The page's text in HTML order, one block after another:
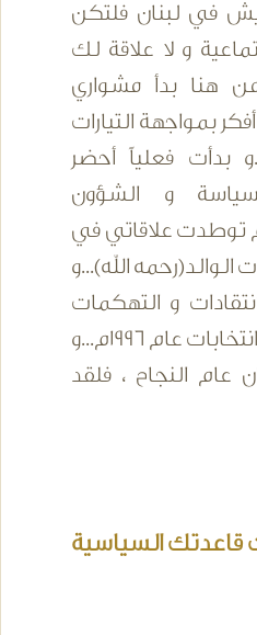
في لبنان فلتكن
و لا علاقة لك
هنا بدأ مشواري
بمواجهة التيارات
بدأت فعلياً أحضر
و الشؤون
في عام 1992م توطدت علاقاتي في
الوالد(رحمه الله)...و
و التهكمات
لكنني صبرت لأنزل في انتخابات عام 1996م...و
1996م كان عام النجاح ، فلقد
قاعدتك السياسية